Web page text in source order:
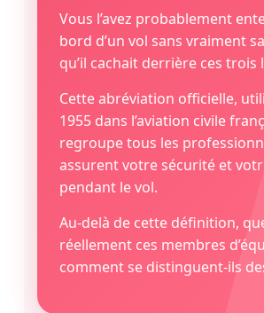
Vous l’avez probablement
bord d’un vol sans vraiment
qu’il cachait derrière ces trois
Cette abréviation officielle,
1955 dans l’aviation civile
regroupe tous les
assurent votre sécurité et
pendant le vol.
Au-delà de cette définition,
réellement ces membres
comment se distinguent-ils